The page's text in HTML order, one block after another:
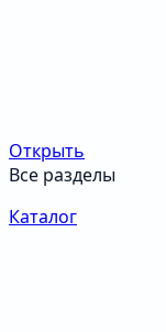
Открыть
Все разделы
Каталог